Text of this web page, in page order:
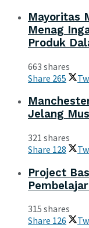
Mayoritas
Menag
Produk
663 shares
Share 265
Jelang
321 shares
Share 128
Project
315 shares
Share 126